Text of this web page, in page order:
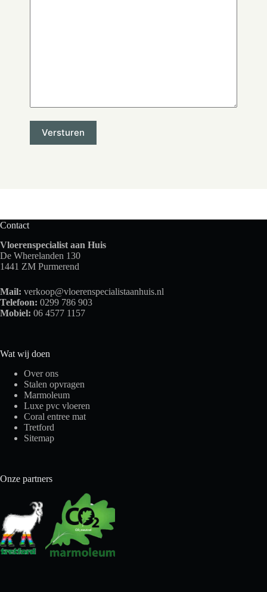
Contact
Vloerenspecialist aan Huis
De Wherelanden 130
1441 ZM Purmerend
Mail: verkoop@vloerenspecialistaanhuis.nl
Telefoon: 0299 786 903
Mobiel: 06 4577 1157
Wat wij doen
Over ons
Stalen opvragen
Marmoleum
Luxe pvc vloeren
Coral entree mat
Tretford
Sitemap
Onze partners